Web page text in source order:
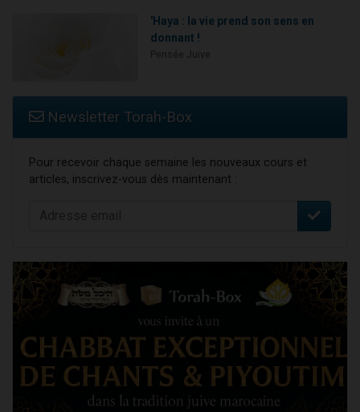
'Haya : la vie prend son sens en
donnant !
Newsletter Torah-Box
Pour recevoir chaque semaine les nouveaux cours et
articles, inscrivez-vous dès maintenant :